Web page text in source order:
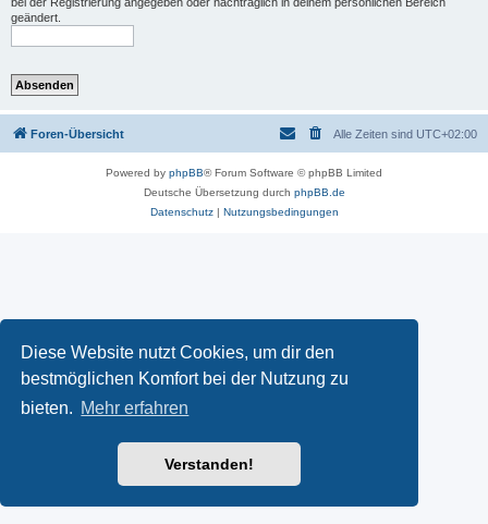
Diese Website nutzt Cookies, um dir den
bestmöglichen Komfort bei der Nutzung zu
bieten. Mehr erfahren
Verstanden!
geändert.
Foren-Übersicht Alle Zeiten sind UTC+02:00
Powered by phpBB® Forum Software © phpBB Limited
Deutsche Übersetzung durch phpBB.de
Datenschutz| Nutzungsbedingungen